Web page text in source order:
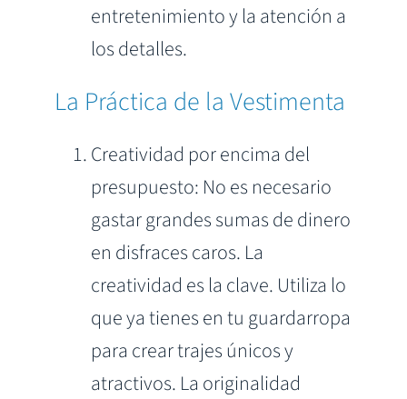
entretenimiento y la atención a
los detalles.
La Práctica de la Vestimenta
Creatividad por encima del
presupuesto: No es necesario
gastar grandes sumas de dinero
en disfraces caros. La
creatividad es la clave. Utiliza lo
que ya tienes en tu guardarropa
para crear trajes únicos y
atractivos. La originalidad